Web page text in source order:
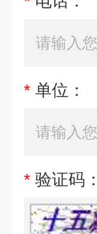
* 单位：
* 验证码：